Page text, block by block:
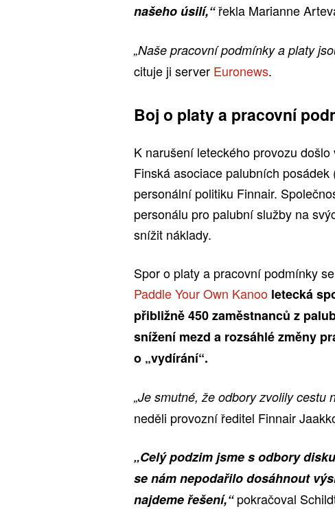
našeho úsilí,“řekla Marianne
„Naše pracovní podmínky a platy
cituje ji server Euronews.
Boj o platy a pracovní
K narušení leteckého provozu
Finská asociace palubních
personální politiku Finnair.
personálu pro palubní služby na
snížit náklady.
Spor o platy a pracovní podmínky
Paddle Your Own Kanoo letecká
přibližně 450 zaměstnanců z
snížení mezd a rozsáhlé změny
o „vydírání“.
„Je smutné, že odbory zvolily cestu
neděli provozní ředitel Finnair
„Celý podzim jsme s odbory
se nám nepodařilo dosáhnout
najdeme řešení,“pokračoval